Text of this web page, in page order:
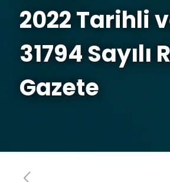
2022 Tarihli
31794 Sayılı
Gazete